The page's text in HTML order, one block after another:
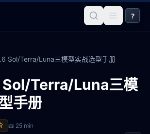
?
Sol/Terra/Luna三模型实战选型手册
Terra/Luna三模
手册
📖 25 min